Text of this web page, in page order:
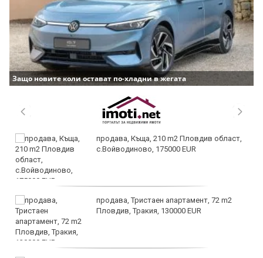
Защо новите коли остават по-хладни в жегата
продава, Къща, 210 m2 Пловдив област,
с.Войводиново, 175000 EUR
продава, Тристаен апартамент, 72 m2
Пловдив, Тракия, 130000 EUR